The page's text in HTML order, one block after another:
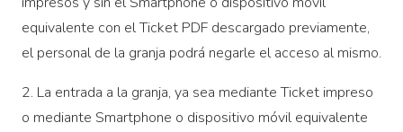
equivalente con el Ticket PDF descargado previamente,
el personal de la granja podrá negarle el acceso al mismo.
2. La entrada a la granja, ya sea mediante Ticket impreso
o mediante Smartphone o dispositivo móvil equivalente